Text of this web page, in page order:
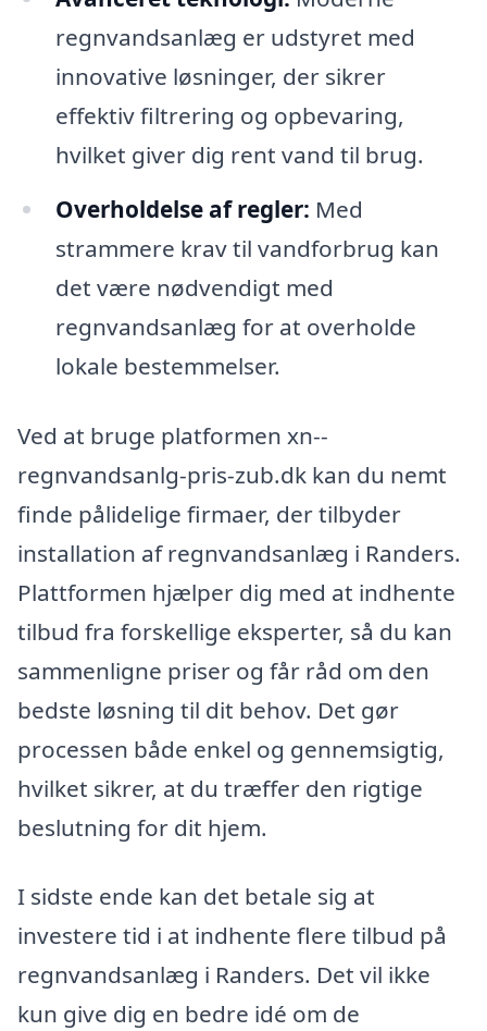
regnvandsanlæg er udstyret med
innovative løsninger, der sikrer
effektiv filtrering og opbevaring,
hvilket giver dig rent vand til brug.
Overholdelse af regler: Med
strammere krav til vandforbrug kan
det være nødvendigt med
regnvandsanlæg for at overholde
lokale bestemmelser.
Ved at bruge platformen xn--
regnvandsanlg-pris-zub.dk kan du nemt
finde pålidelige firmaer, der tilbyder
installation af regnvandsanlæg i Randers.
Plattformen hjælper dig med at indhente
tilbud fra forskellige eksperter, så du kan
sammenligne priser og får råd om den
bedste løsning til dit behov. Det gør
processen både enkel og gennemsigtig,
hvilket sikrer, at du træffer den rigtige
beslutning for dit hjem.
I sidste ende kan det betale sig at
investere tid i at indhente flere tilbud på
regnvandsanlæg i Randers. Det vil ikke
kun give dig en bedre idé om de